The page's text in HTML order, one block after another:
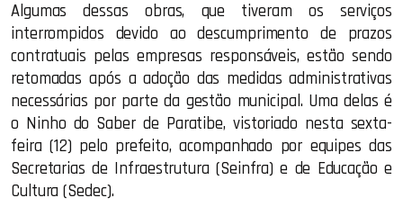
Algumas dessas obras, que tiveram os serviços
interrompidos devido ao descumprimento de prazos
contratuais pelas empresas responsáveis, estão sendo
retomadas após a adoção das medidas administrativas
necessárias por parte da gestão municipal. Uma delas é
o Ninho do Saber de Paratibe, vistoriado nesta sexta-
feira (12) pelo prefeito, acompanhado por equipes das
Secretarias de Infraestrutura (Seinfra) e de Educação e
Cultura (Sedec).